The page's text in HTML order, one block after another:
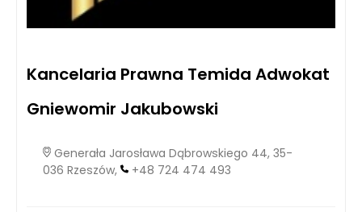
Kancelaria Prawna Temida Adwokat
Gniewomir Jakubowski
Generała Jarosława Dąbrowskiego 44, 35-
036 Rzeszów,
+48 724 474 493